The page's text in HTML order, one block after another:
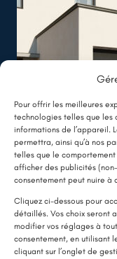
Pour offrir les meilleures
technologies telles que les
informations de l’appareil.
permettra, ainsi qu’à nos
telles que le
afficher des publicités
consentement peut nuire à
Cliquez ci-dessous pour
détaillés. Vos choix seront
modifier vos réglages à
consentement, en utilisant
cliquant sur l’onglet de
Les Ponts-de-
Une pompe à chaleur
environ 1
Une solution